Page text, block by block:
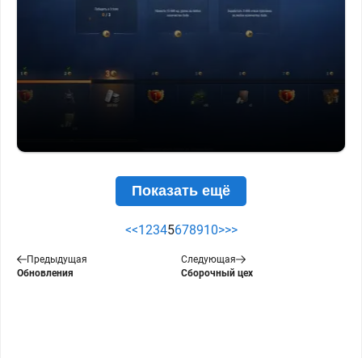
Показать ещё
<<12345678910>>>
Предыдущая
Обновления
Следующая
Сборочный цех